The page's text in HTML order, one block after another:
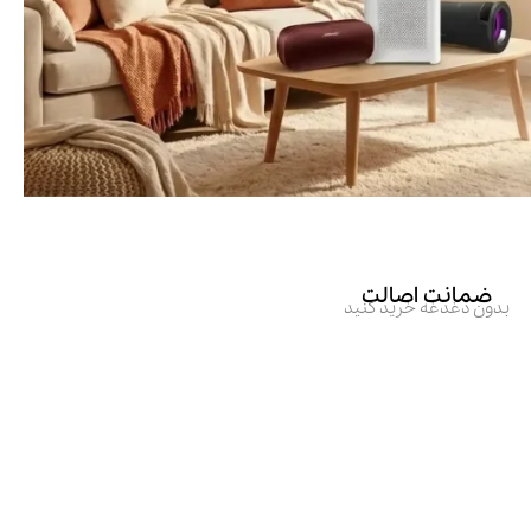
ضمانت اصالت
بدون دغدغه خرید کنید